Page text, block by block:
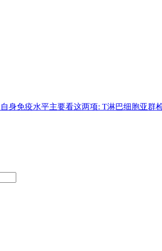
自身免疫水平主要看这两项: T淋巴细胞亚群